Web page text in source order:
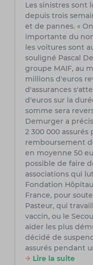
Les sinistres sont
depuis trois
et de pannes. «
importante du
les voitures sont
souligné Pascal
groupe MAIF, au
millions d'euros
d'assurances
d'euros sur la
somme sera
Demurger a
2 300 000
remboursement
en moyenne 50
possible de faire
associations qui
Fondation
France, pour
Pasteur, qui
vaccin, ou le
aider les plus
décidé de
assurés pendant
Lire la suite